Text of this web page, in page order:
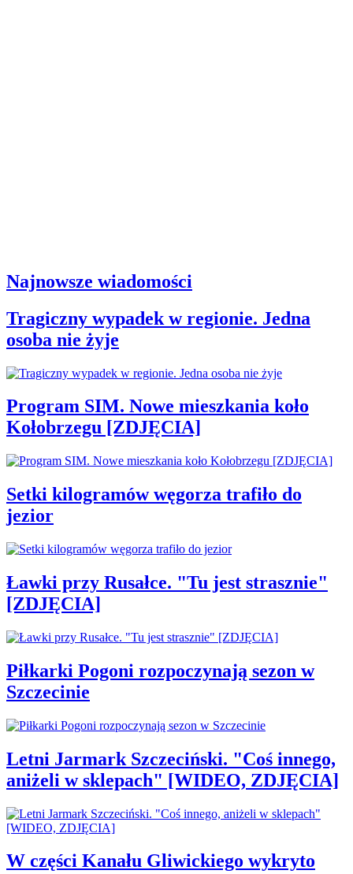
Najnowsze wiadomości
Tragiczny wypadek w regionie. Jedna
osoba nie żyje
Program SIM. Nowe mieszkania koło
Kołobrzegu [ZDJĘCIA]
Setki kilogramów węgorza trafiło do
jezior
Ławki przy Rusałce. "Tu jest strasznie"
[ZDJĘCIA]
Piłkarki Pogoni rozpoczynają sezon w
Szczecinie
Letni Jarmark Szczeciński. "Coś innego,
aniżeli w sklepach" [WIDEO, ZDJĘCIA]
W części Kanału Gliwickiego wykryto